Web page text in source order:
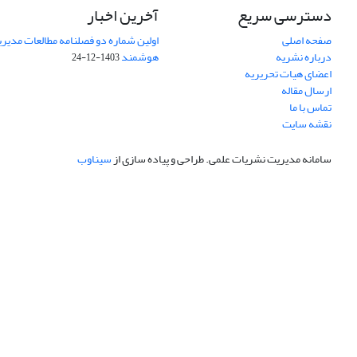
دسترسی سریع
صفحه اصلی
درباره نشریه
اعضای هیات تحریریه
ارسال مقاله
تماس با ما
نقشه سایت
آخرین اخبار
اولین شماره دو فصلنامه مطالعات
هوشمند1403-12-24
سامانه مدیریت نشریات علمی.طراحی و پیاده سازی ازسیناوب